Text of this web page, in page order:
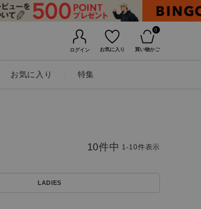
ログイン お気に入り
0
買い物かご
お気に入り 特集
BINGOYAについて
LADIES
10件中 1-10件表示